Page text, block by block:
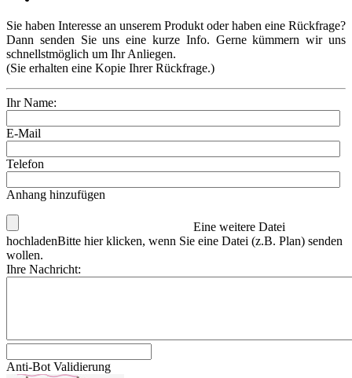
Sie haben Interesse an unserem Produkt oder haben eine Rückfrage?
Dann senden Sie uns eine kurze Info. Gerne kümmern wir uns
schnellstmöglich um Ihr Anliegen.
(Sie erhalten eine Kopie Ihrer Rückfrage.)
Ihr Name:
E-Mail
Telefon
Anhang hinzufügen
Eine weitere Datei
hochladenBitte hier klicken, wenn Sie eine Datei (z.B. Plan) senden
wollen.
Ihre Nachricht:
Anti-Bot Validierung